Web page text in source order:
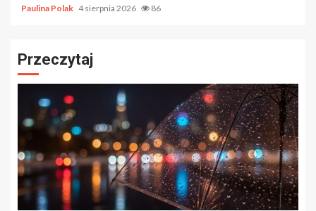
Paulina Polak 4 sierpnia 2026 86
Przeczytaj